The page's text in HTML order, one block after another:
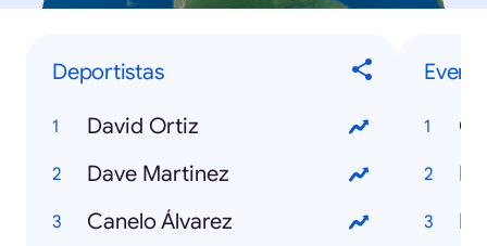
Deportistas
David Ortiz
Dave Martinez
Canelo Álvarez